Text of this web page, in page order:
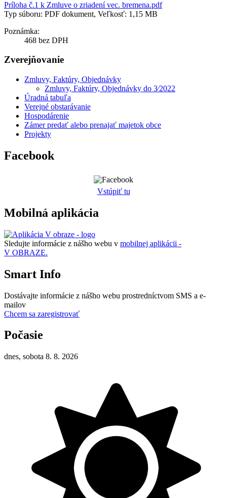
Príloha č.1 k Zmluve o zriadení vec. bremena.pdf
Typ súboru: PDF dokument, Veľkosť: 1,15 MB
Poznámka:
468 bez DPH
Zverejňovanie
Zmluvy, Faktúry, Objednávky
Zmluvy, Faktúry, Objednávky do 3⁄2022
Úradná tabuľa
Verejné obstarávanie
Hospodárenie
Zámer predať alebo prenajať majetok obce
Projekty
Facebook
Vstúpiť tu
Mobilná aplikácia
Sledujte informácie z nášho webu v mobilnej aplikácii -
V OBRAZE.
Smart Info
Dostávajte informácie z nášho webu prostredníctvom SMS a e-
mailov
Chcem sa zaregistrovať
Počasie
dnes, sobota 8. 8. 2026